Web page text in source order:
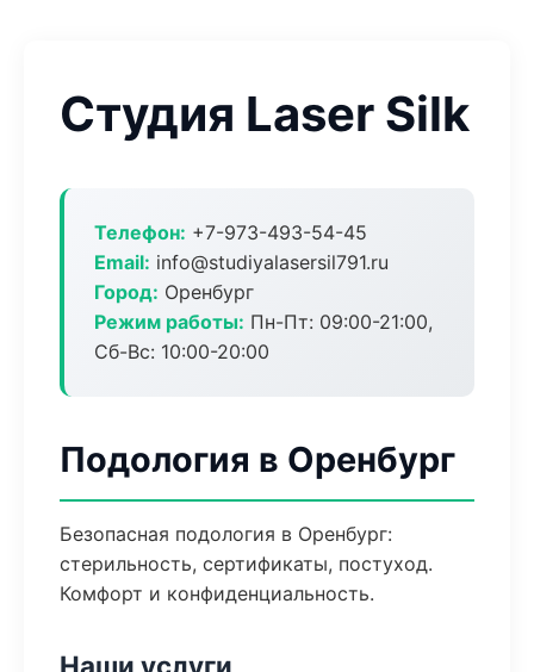
Студия Laser Silk
Телефон: +7-973-493-54-45
Email: info@studiyalasersil791.ru
Город: Оренбург
Режим работы: Пн-Пт: 09:00-21:00,
Сб-Вс: 10:00-20:00
Подология в Оренбург
Безопасная подология в Оренбург:
стерильность, сертификаты, постуход.
Комфорт и конфиденциальность.
Наши услуги